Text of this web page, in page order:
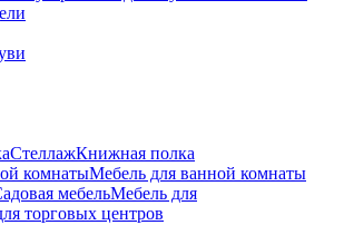
СтеллажКнижная полка
Мебель для ванной комнаты
мебельМебель для
торговых центров